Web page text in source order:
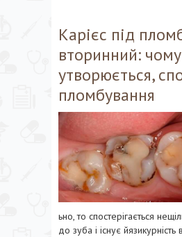
Карієс під
вторинний: чому
утворюється,
пломбування
ьно, то спостерігається
до зуба і існує йязикурність